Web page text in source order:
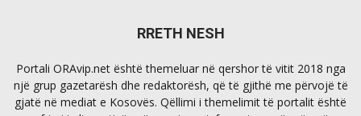
RRETH NESH
Portali ORAvip.net është themeluar në qershor të vitit 2018 nga
një grup gazetarësh dhe redaktorësh, që të gjithë me përvojë të
gjatë në mediat e Kosovës. Qëllimi i themelimit të portalit është